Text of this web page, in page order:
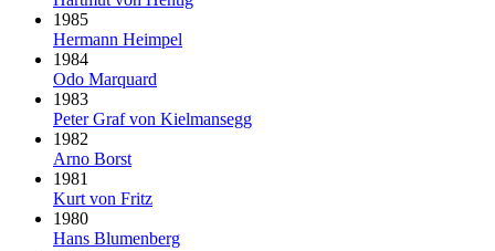
1985
Hermann Heimpel
1984
Odo Marquard
1983
Peter Graf von Kielmansegg
1982
Arno Borst
1981
Kurt von Fritz
1980
Hans Blumenberg